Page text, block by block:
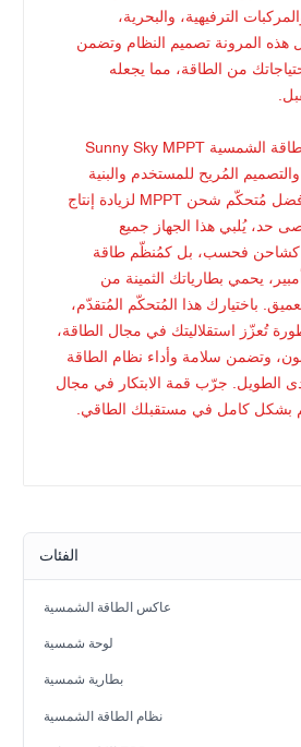
الترفيهية، والبحرية،
هذه المرونة تصميم النظام وتضمن
من الطاقة، مما يجعله
باختصار، يُقدّم مُتحكّم الطاقة الشمسية Sunny Sky MPPT
المُريح للمستخدم والبنية
المتينة. لمن يبحث عن أفضل مُتحكّم شحن MPPT لزيادة إنتاج
حد، يُلبي هذا الجهاز جميع
كشاحن فحسب، بل كمُنظّم طاقة
شمسية ذكي بقدرة 30 أمبير، يحمي بطارياتك الثمينة من
باختيارك هذا المُتحكّم المُتقدّم،
تُعزّز استقلاليتك في مجال الطاقة،
وتضمن سلامة وأداء نظام الطاقة
الطويل. جرّب قمة الابتكار في مجال
بشكل كامل في مستقبلك الطاقي.
الفئات
عاكس الطاقة الشمسية
عاكس الطور المنقسم
لوحة شمسية
كثرة الوحيدات
بطارية شمسية
بطارية حمض الرصاص
نظام الطاقة الشمسية